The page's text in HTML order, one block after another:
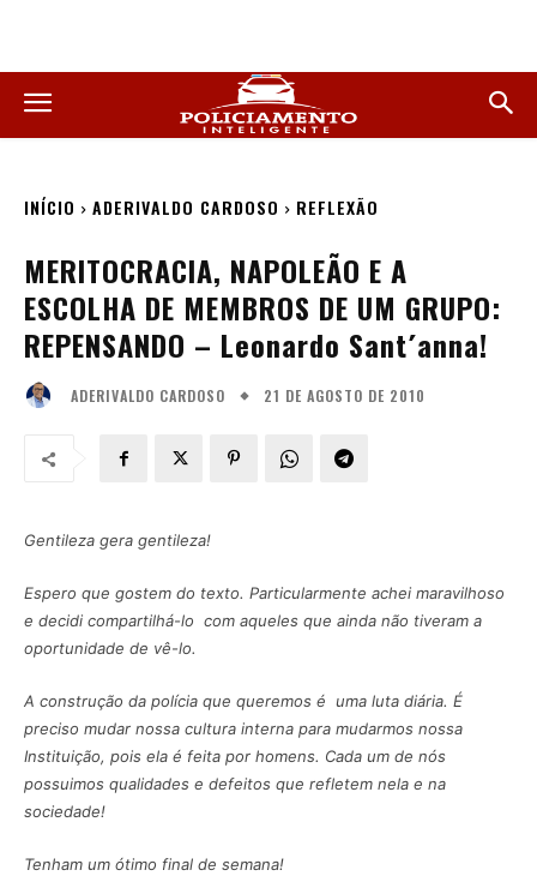
INÍCIO ADERIVALDO CARDOSO REFLEXÃO
MERITOCRACIA, NAPOLEÃO E A
ESCOLHA DE MEMBROS DE UM GRUPO:
REPENSANDO – Leonardo Sant´anna!
ADERIVALDO CARDOSO 21 DE AGOSTO DE 2010
Gentileza gera gentileza!
Espero que gostem do texto. Particularmente achei maravilhoso
e decidi compartilhá-lo com aqueles que ainda não tiveram a
oportunidade de vê-lo.
A construção da polícia que queremos é uma luta diária. É
preciso mudar nossa cultura interna para mudarmos nossa
Instituição, pois ela é feita por homens. Cada um de nós
possuimos qualidades e defeitos que refletem nela e na
sociedade!
Tenham um ótimo final de semana!